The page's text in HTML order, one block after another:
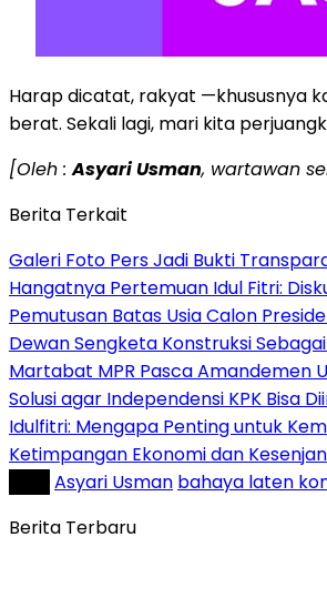
Harap dicatat, rakyat —khususnya
berat. Sekali lagi, mari kita
[Oleh :Asyari Usman, wartawan
Berita Terkait
Galeri Foto Pers Jadi Bukti
Hangatnya Pertemuan Idul Fitri:
Pemutusan Batas Usia Calon
Dewan Sengketa Konstruksi
Martabat MPR Pasca Amandemen
Solusi agar Independensi KPK Bisa
Idulfitri: Mengapa Penting untuk
Ketimpangan Ekonomi dan
Asyari Usman bahaya laten
Berita Terbaru